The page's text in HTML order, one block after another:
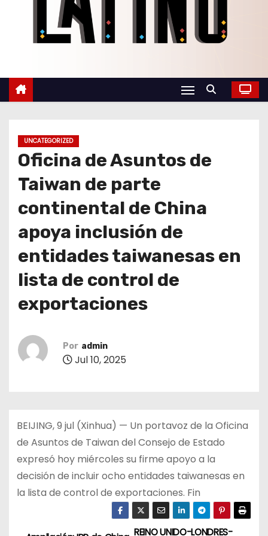
UNCATEGORIZED
Oficina de Asuntos de
Taiwan de parte
continental de China
apoya inclusión de
entidades taiwanesas en
lista de control de
exportaciones
Por admin
Jul 10, 2025
BEIJING, 9 jul (Xinhua) — Un portavoz de la Oficina
de Asuntos de Taiwan del Consejo de Estado
expresó hoy miércoles su firme apoyo a la
decisión de incluir ocho entidades taiwanesas en
la lista de control de exportaciones. Fin
REINO UNIDO-LONDRES-